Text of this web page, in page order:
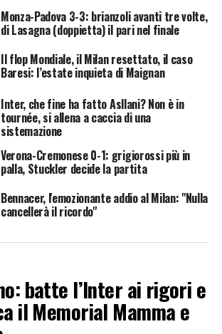
Monza-Padova 3-3: brianzoli avanti tre volte,
di Lasagna (doppietta) il pari nel finale
Il flop Mondiale, il Milan resettato, il caso
Baresi: l’estate inquieta di Maignan
Inter, che fine ha fatto Asllani? Non è in
tournée, si allena a caccia di una
sistemazione
Verona-Cremonese 0-1: grigiorossi più in
palla, Stuckler decide la partita
Bennacer, l'emozionante addio al Milan: "Nulla
cancellerà il ricordo"
batte l’Inter ai rigori e
il Memorial Mamma e